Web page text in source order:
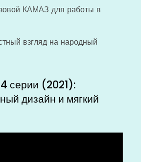
КАМАЗ для работы в
взгляд на народный
серии (2021):
дизайн и мягкий